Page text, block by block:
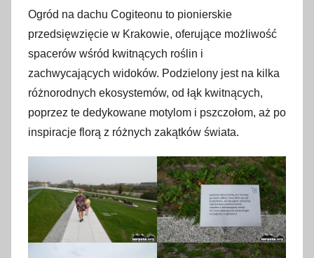
Ogród na dachu Cogiteonu to pionierskie
przedsięwzięcie w Krakowie, oferujące możliwość
spacerów wśród kwitnących roślin i
zachwycających widoków. Podzielony jest na kilka
różnorodnych ekosystemów, od łąk kwitnących,
poprzez te dedykowane motylom i pszczołom, aż po
inspiracje florą z różnych zakątków świata.